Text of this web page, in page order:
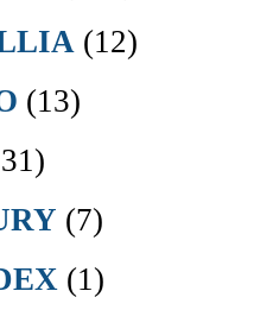
(12)
(13)
(7)
(1)